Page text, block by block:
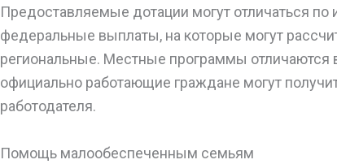
Предоставляемые дотации могут отличаться по
федеральные выплаты, на которые могут
региональные. Местные программы отличаются
официально работающие граждане могут
работодателя.
Помощь малообеспеченным семьям